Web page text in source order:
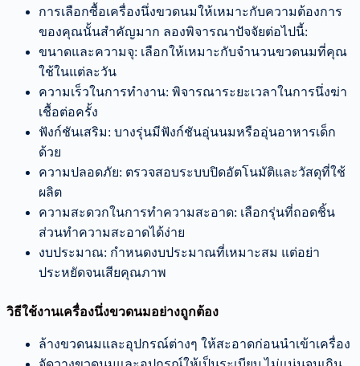
การเลือกซื้อเครื่องนึ่งขวดนมให้เหมาะกับความต้องการ
ของคุณนั้นสำคัญมาก ลองพิจารณาปัจจัยต่อไปนี้:
ขนาดและความจุ: เลือกให้เหมาะกับจำนวนขวดนมที่คุณ
ใช้ในแต่ละวัน
ความเร็วในการทำงาน: พิจารณาระยะเวลาในการนึ่งฆ่า
เชื้อต่อครั้ง
ฟังก์ชันเสริม: บางรุ่นมีฟังก์ชันอุ่นนมหรืออุ่นอาหารเด็ก
ด้วย
ความปลอดภัย: ตรวจสอบระบบปิดอัตโนมัติและวัสดุที่ใช้
ผลิต
ความสะดวกในการทำความสะอาด: เลือกรุ่นที่ถอดชิ้น
ส่วนทำความสะอาดได้ง่าย
งบประมาณ: กำหนดงบประมาณที่เหมาะสม แต่อย่า
ประหยัดจนเสียคุณภาพ
วิธีใช้งานเครื่องนึ่งขวดนมอย่างถูกต้อง
ล้างขวดนมและอุปกรณ์ต่างๆ ให้สะอาดก่อนนำเข้าเครื่อง